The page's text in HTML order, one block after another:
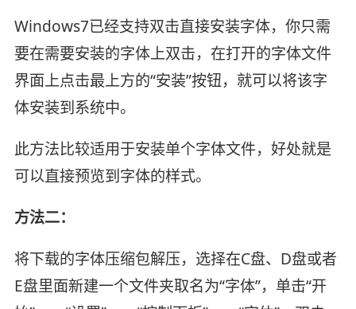
Windows7已经支持双击直接安装字体，你只需
要在需要安装的字体上双击，在打开的字体文件
界面上点击最上方的“安装”按钮，就可以将该字
体安装到系统中。
此方法比较适用于安装单个字体文件，好处就是
可以直接预览到字体的样式。
方法二：
将下载的字体压缩包解压，选择在C盘、D盘或者
E盘里面新建一个文件夹取名为“字体”，单击“开